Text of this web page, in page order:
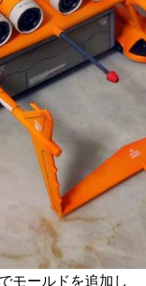
モールドを追加し